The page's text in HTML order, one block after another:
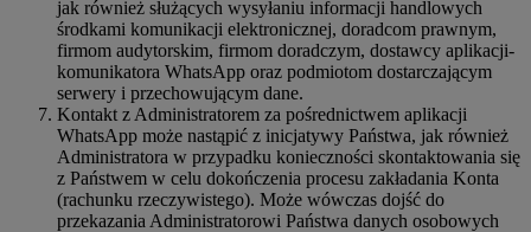
jak również służących wysyłaniu informacji handlowych
środkami komunikacji elektronicznej, doradcom prawnym,
firmom audytorskim, firmom doradczym, dostawcy aplikacji-
komunikatora WhatsApp oraz podmiotom dostarczającym
serwery i przechowującym dane.
Kontakt z Administratorem za pośrednictwem aplikacji
WhatsApp może nastąpić z inicjatywy Państwa, jak również
Administratora w przypadku konieczności skontaktowania się
z Państwem w celu dokończenia procesu zakładania Konta
(rachunku rzeczywistego). Może wówczas dojść do
przekazania Administratorowi Państwa danych osobowych